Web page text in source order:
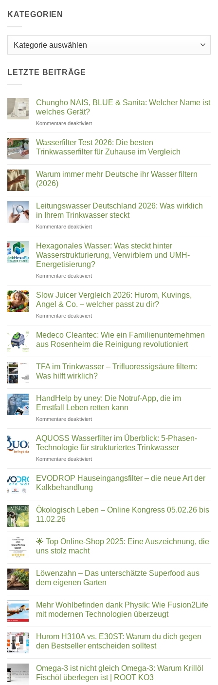
KATEGORIEN
LETZTE BEITRÄGE
Chungho NAIS, BLUE & Sanita: Welcher Name ist
welches Gerät?
Kommentare deaktiviertfür
NAIS,
BLUE
Welcher
Gerät?
Wasserfilter Test 2026: Die besten
Trinkwasserfilter für Zuhause im Vergleich
zu
Wasserfilter
Test
besten
Trinkwasserfilter
für
Zuhause
Warum immer mehr Deutsche ihr Wasser filtern
(2026)
zu
Warum
immer
mehr
Wasser
filtern
(2026)
Leitungswasser Deutschland 2026: Was wirklich
in Ihrem Trinkwasser steckt
Kommentare deaktiviertfür
Deutschland
Was
wirklich
in
Trinkwasser
steckt
Hexagonales Wasser: Was steckt hinter
Wasserstrukturierung, Verwirblern und UMH-
Energetisierung?
Kommentare deaktiviertfür
Wasser:
Was
steckt
hinter
Verwirblern
und
Slow Juicer Vergleich 2026: Hurom, Kuvings,
Angel & Co. – welcher passt zu dir?
Kommentare deaktiviertfür
Juicer
Vergleich
2026:
Kuvings,
Angel
–
welcher
zu
Medeco Cleantec: Wie ein Familienunternehmen
aus Rosenheim die Reinigung revolutioniert
zu
Medeco
Cleantec:
Familienunternehmen
aus
Rosenheim
die
TFA im Trinkwasser – Trifluoressigsäure filtern:
Was hilft wirklich?
zu
TFA
im
Trinkwasser
filtern:
Was
hilft
HandHelp by uney: Die Notruf-App, die im
Ernstfall Leben retten kann
Kommentare deaktiviertfür
uney:
Die
Notruf-
die
im
Ernstfall
retten
AQUOSS Wasserfilter im Überblick: 5-Phasen-
Technologie für strukturiertes Trinkwasser
Kommentare deaktiviertfür
Wasserfilter
Überblick:
Phasen-
Trinkwasser
EVODROP Hauseingangsfilter – die neue Art der
Kalkbehandlung
zu
EVODROP
Hauseingangsfilter
neue
der
Ökologisch Leben – Online Kongress 05.02.26 bis
11.02.26
zu
Ökologisch
Leben
Kongress
05.02.26
bis
🌟 Top Online-Shop 2025: Eine Auszeichnung, die
uns stolz macht
zu
🌟
Top
2025:
Eine
Auszeichnung,
stolz
macht
Löwenzahn – Das unterschätzte Superfood aus
dem eigenen Garten
zu
Löwenzahn
–
Superfood
aus
dem
Mehr Wohlbefinden dank Physik: Wie Fusion2Life
mit modernen Technologien überzeugt
zu
Mehr
Wohlbefinden
Wie
Fusion2Life
mit
Hurom H310A vs. E30ST: Warum du dich gegen
den Bestseller entscheiden solltest
zu
Hurom
H310A
Omega-3 ist nicht gleich Omega-3: Warum Krillöl
Fischöl überlegen ist | ROOT KO3